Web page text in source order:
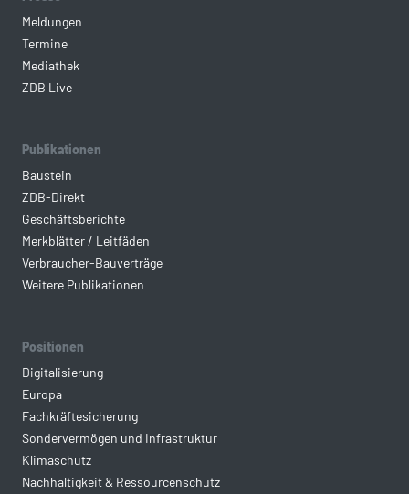
Meldungen
Termine
Mediathek
ZDB Live
Publikationen
Baustein
ZDB-Direkt
Geschäftsberichte
Merkblätter / Leitfäden
Verbraucher-Bauverträge
Weitere Publikationen
Positionen
Digitalisierung
Europa
Fachkräftesicherung
Sondervermögen und Infrastruktur
Klimaschutz
Nachhaltigkeit & Ressourcenschutz